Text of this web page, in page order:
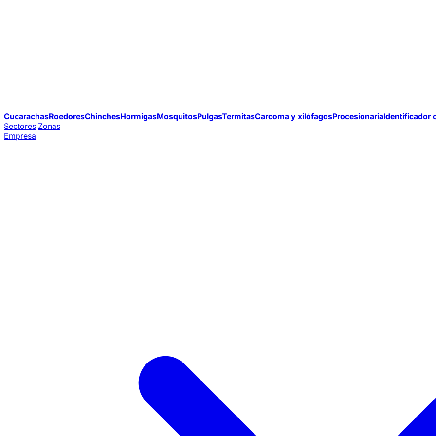
CucarachasRoedoresChinchesHormigasMosquitosPulgasTermitasCarcoma y xilófagosProcesionariaIdentificador
Sectores Zonas
Empresa